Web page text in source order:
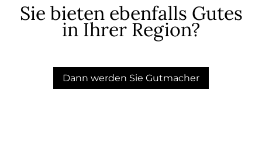
Sie bieten ebenfalls Gutes
in Ihrer Region?
Dann werden Sie Gutmacher